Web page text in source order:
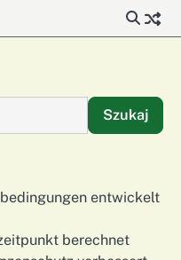
Szukaj
entwickelt
berechnet